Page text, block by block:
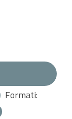
Formati: